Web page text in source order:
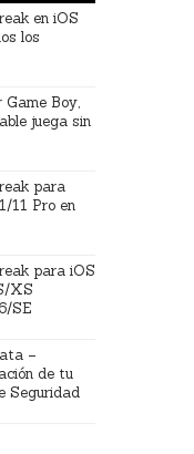
en iOS
los
Game Boy,
juega sin
para
11 Pro en
para iOS
XS
SE
–
de tu
Seguridad